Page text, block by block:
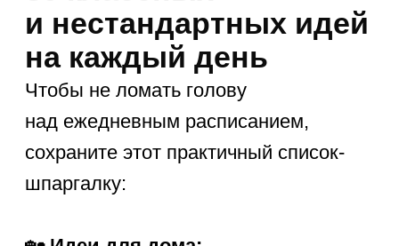
креатива.
Принуждение. Насильное
чтение или решение задач
вызывает только слезы.
Игровые компромиссы работают
в разы эффективнее.
Попустительство
. В возрасте 7
лет осознанная саморегуляция